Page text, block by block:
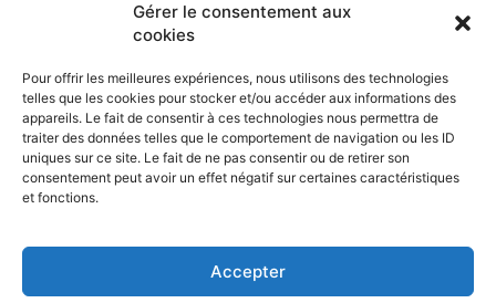
Gérer le consentement aux
cookies
Pour offrir les meilleures expériences, nous utilisons des technologies
telles que les cookies pour stocker et/ou accéder aux informations des
appareils. Le fait de consentir à ces technologies nous permettra de
traiter des données telles que le comportement de navigation ou les ID
uniques sur ce site. Le fait de ne pas consentir ou de retirer son
consentement peut avoir un effet négatif sur certaines caractéristiques
et fonctions.
Accepter
SUIVEZ NOUS
Accueil Economie Entreprises Entrepreneur Afrique
HIGH-TECH Auto-Moto